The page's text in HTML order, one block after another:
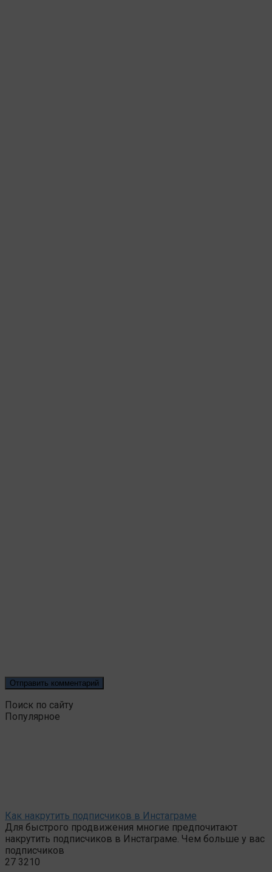
Поиск по сайту
Популярное
Как накрутить подписчиков в Инстаграме
Для быстрого продвижения многие предпочитают
накрутить подписчиков в Инстаграме. Чем больше у вас
подписчиков
27 3210